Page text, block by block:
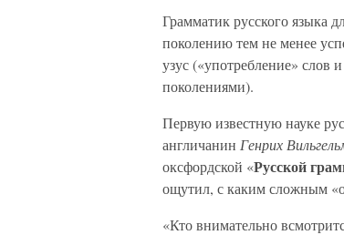
Грамматик русского языка
поколению тем не менее
узус («употребление»
поколениями).
Первую известную науке
англичанин Генрих
оксфордской «Русской
ощутил, с каким сложным
«Кто внимательно